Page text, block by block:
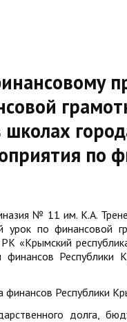
по
№ 11 им. К.А.
урок по финансовой
финансов
финансов Республики
долга,